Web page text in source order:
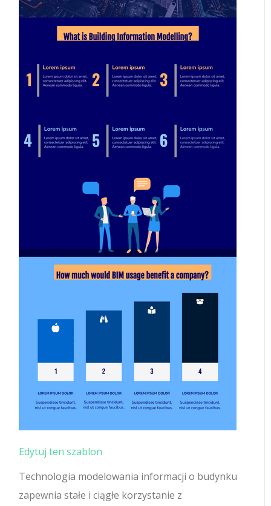
Edytuj ten szablon
Technologia modelowania informacji o budynku
zapewnia stałe i ciągłe korzystanie z